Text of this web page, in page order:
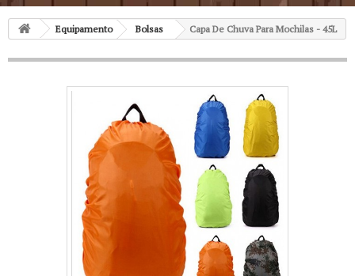
Equipamento Bolsas Capa De Chuva Para Mochilas - 45L